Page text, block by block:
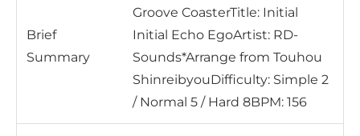
Brief
Summary
Groove CoasterTitle: Initial
Initial Echo EgoArtist: RD-
Sounds*Arrange from Touhou
ShinreibyouDifficulty: Simple 2
/ Normal 5 / Hard 8BPM: 156